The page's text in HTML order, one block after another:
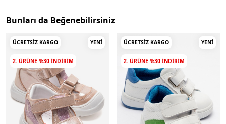
Bunları da Beğenebilirsiniz
ÜCRETSIZ KARGO YENI
2. ÜRÜNE %30 INDIRIM
ÜCRETSIZ KARGO YENI
2. ÜRÜNE %30 INDIRIM